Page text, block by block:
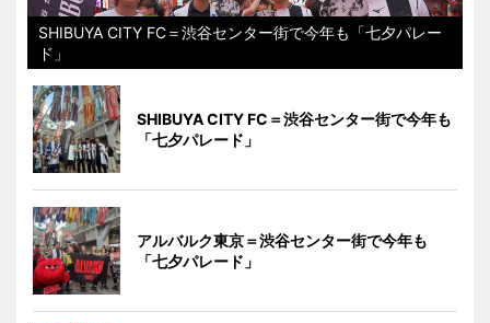
SHIBUYA CITY FC＝渋谷センター街で今年も「七夕パレー
ド」
SHIBUYA CITY FC＝渋谷センター街で今年も
「七夕パレード」
アルバルク東京＝渋谷センター街で今年も
「七夕パレード」